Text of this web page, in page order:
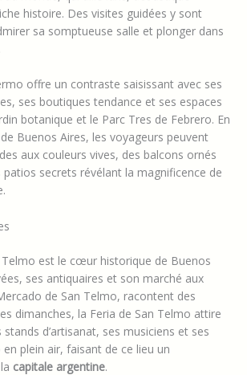
histoire. Des visites guidées y sont
sa somptueuse salle et plonger dans
offre un contraste saisissant avec ses
ses boutiques tendance et ses espaces
botanique et le Parc Tres de Febrero. En
Buenos Aires, les voyageurs peuvent
aux couleurs vives, des balcons ornés
secrets révélant la magnificence de
Telmo est le cœur historique de Buenos
ses antiquaires et son marché aux
de San Telmo, racontent des
dimanches, la Feria de San Telmo attire
d’artisanat, ses musiciens et ses
plein air, faisant de ce lieu un
capitale argentine.